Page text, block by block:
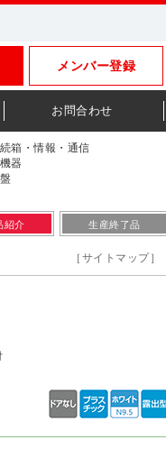
メンバー登録
お問合わせ
箱・情報・通信
器
紹介 生産終了品
［サイトマップ］